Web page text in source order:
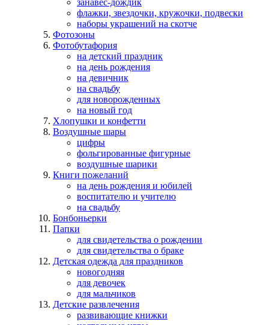
занавес-дождик
флажки, звездочки, кружочки, подвески
наборы украшений на скотче
Фотозоны
Фотобутафория
на детский праздник
на день рождения
на девичник
на свадьбу
для новорожденных
на новый год
Хлопушки и конфетти
Воздушные шары
цифры
фольгированные фигурные
воздушные шарики
Книги пожеланий
на день рождения и юбилей
воспитателю и учителю
на свадьбу
Бонбоньерки
Папки
для свидетельства о рождении
для свидетельства о браке
Детская одежда для праздников
новогодняя
для девочек
для мальчиков
Детские развлечения
развивающие книжки